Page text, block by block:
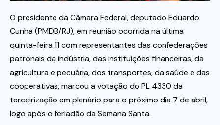
Financeiras e Cooperativas
O presidente da Câmara Federal, deputado Eduardo
Cunha (PMDB/RJ), em reunião ocorrida na última
quinta-feira 11 com representantes das confederações
patronais da indústria, das instituições financeiras, da
agricultura e pecuária, dos transportes, da saúde e das
cooperativas, marcou a votação do PL 4330 da
terceirização em plenário para o próximo dia 7 de abril,
logo após o feriadão da Semana Santa.